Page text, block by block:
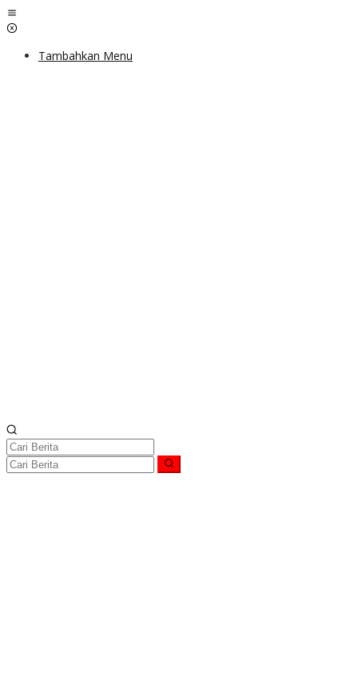
Lewati
ke
Tambahkan Menu